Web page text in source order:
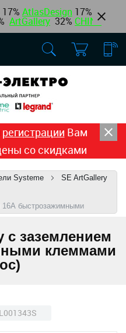
AtlasDesign 17%
ArtGallery 32% CHINT
регистрации Вам
со скидками
Systeme
SE ArtGallery
16А быстрозажимными
с заземлением
клеммами